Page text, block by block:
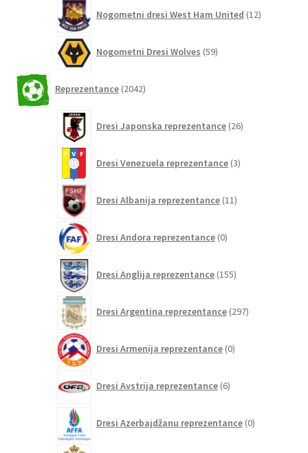
Nogometni dresi West Ham United 12izdelkov
Nogometni Dresi Wolves 59izdelkov
Reprezentance 2042izdelkov
Dresi Japonska reprezentance 26izdelkov
Dresi Venezuela reprezentance 3izdelki
Dresi Albanija reprezentance 11izdelkov
Dresi Andora reprezentance 0izdelkov
Dresi Anglija reprezentance 155izdelkov
Dresi Argentina reprezentance 297izdelkov
Dresi Armenija reprezentance 0izdelkov
Dresi Avstrija reprezentance 6izdelkov
Dresi Azerbajdžanu reprezentance 0izdelkov